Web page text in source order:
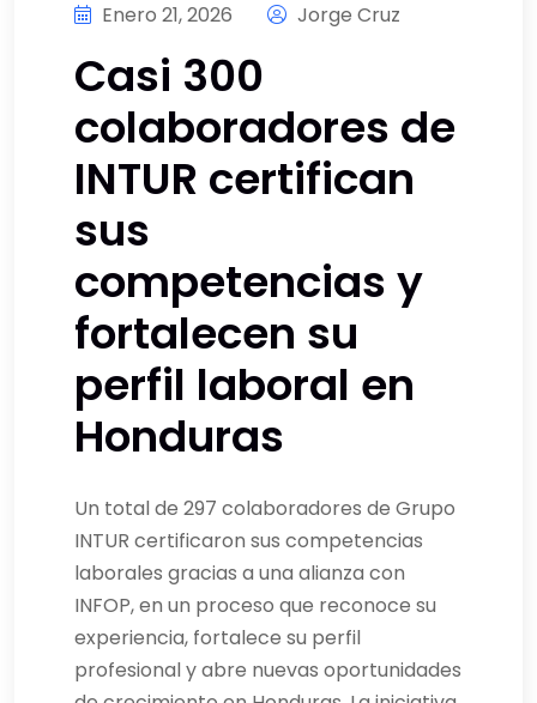
Enero 21, 2026 Jorge Cruz
Casi 300
colaboradores de
INTUR certifican
sus
competencias y
fortalecen su
perfil laboral en
Honduras
Un total de 297 colaboradores de Grupo
INTUR certificaron sus competencias
laborales gracias a una alianza con
INFOP, en un proceso que reconoce su
experiencia, fortalece su perfil
profesional y abre nuevas oportunidades